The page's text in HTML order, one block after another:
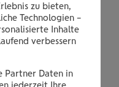
der gesamten
zu bieten,
Technologien –
Inhalte
verbessern
Partner Daten in